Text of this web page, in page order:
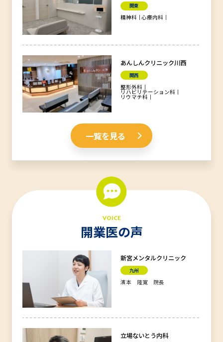
関東
精神科 心療内科
あんしんクリニック川西
関西
整形外科
リハビリテーション科
リウマチ科
一覧を見る
VOICE
開業医の声
新宮メンタルクリニック
九州
濱本 隆寛 院長
立場ないとう内科